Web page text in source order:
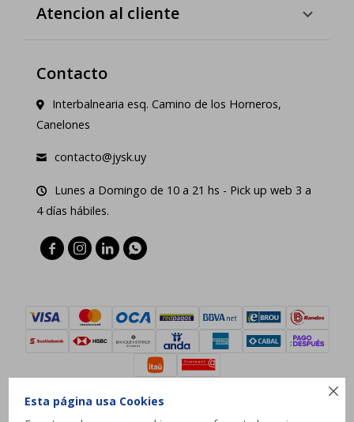

Esta página usa Cookies
Atencion al cliente
Contacto
Interbalnearia esq. Camino de los Horneros,
Canelones
contacto@jysk.uy
Lunes a Domingo de 10 a 21 hs - Pick up web 3 a
4 días hábiles.
   